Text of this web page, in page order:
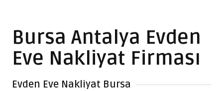
Bursa Antalya Evden
Eve Nakliyat Firması
Evden Eve Nakliyat Bursa